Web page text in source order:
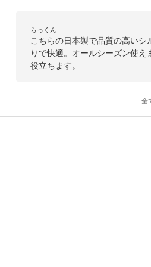
らっくん
こちらの日本製で品質の高い
りで快適。オールシーズン使
役立ちます。
全